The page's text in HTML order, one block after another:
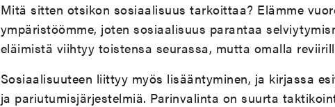
Mitä sitten otsikon sosiaalisuus tarkoittaa? Elämme
ympäristöömme, joten sosiaalisuus parantaa
eläimistä viihtyy toistensa seurassa, mutta omalla
Sosiaalisuuteen liittyy myös lisääntyminen, ja kirjassa
ja pariutumisjärjestelmiä. Parinvalinta on suurta